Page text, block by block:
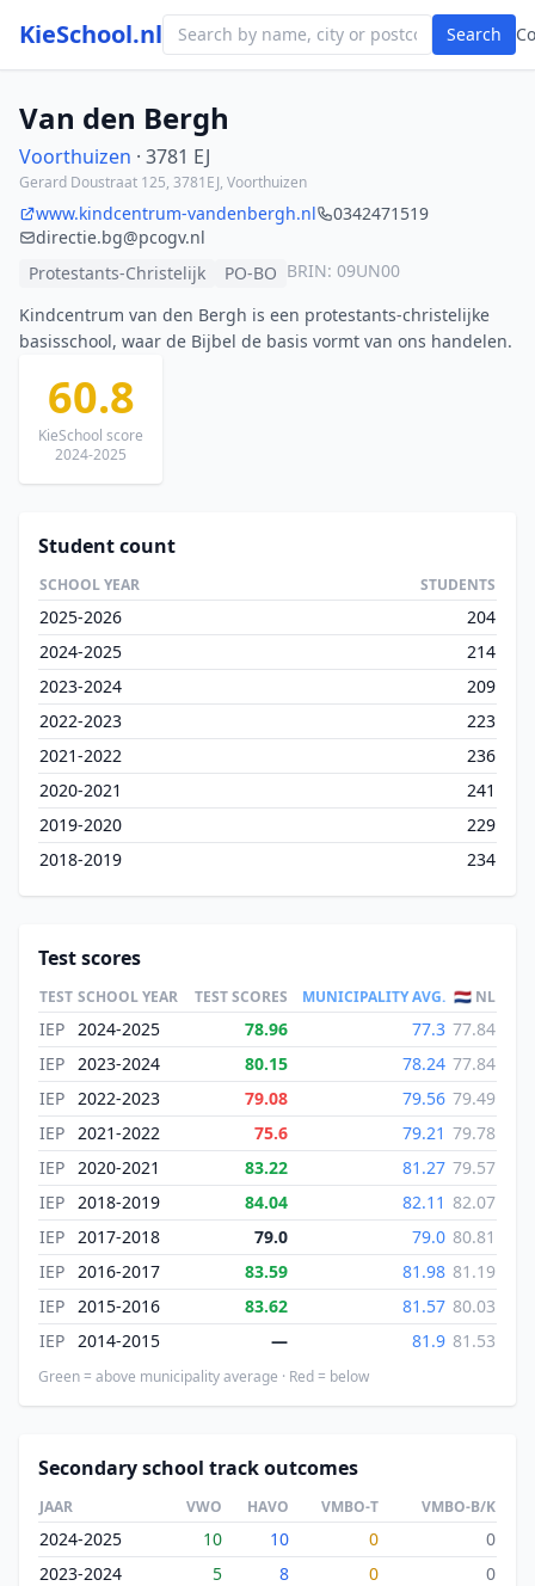
KieSchool.nl Search
Van den Bergh
Voorthuizen · 3781 EJ
Gerard Doustraat 125, 3781EJ, Voorthuizen
www.kindcentrum-vandenbergh.nl
0342471519
directie.bg@pcogv.nl
Protestants-Christelijk
PO-BO BRIN: 09UN00
Kindcentrum van den Bergh is een protestants-christelijke
basisschool, waar de Bijbel de basis vormt van ons handelen.
60.8
KieSchool score
2024-2025
Student count
SCHOOL YEAR STUDENTS
2025-2026
204
2024-2025
214
2023-2024
209
2022-2023
223
2021-2022
236
2020-2021
241
2019-2020
229
2018-2019
234
Test scores
TEST SCHOOL YEAR TEST SCORES MUNICIPALITY AVG. 🇳🇱 NL
IEP 2024-2025 78.96 77.3 77.84
IEP 2023-2024 80.15 78.24 77.84
IEP 2022-2023 79.08 79.56 79.49
IEP 2021-2022 75.6 79.21 79.78
IEP 2020-2021 83.22 81.27 79.57
IEP 2018-2019 84.04 82.11 82.07
IEP 2017-2018 79.0 79.0 80.81
IEP 2016-2017 83.59 81.98 81.19
IEP 2015-2016 83.62 81.57 80.03
IEP 2014-2015 — 81.9 81.53
Green = above municipality average · Red = below
Secondary school track outcomes
JAAR VWO HAVO VMBO-T VMBO-B/K
2024-2025 10 10 0
0
2023-2024
5 8 0
0